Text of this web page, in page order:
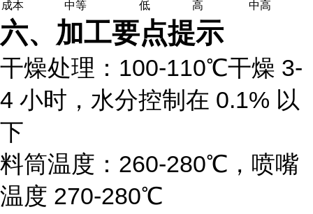
成本
中等 低 高 中高
六、加工要点提示
干燥处理：100-110℃干燥 3-
4 小时，水分控制在 0.1% 以
下
料筒温度：260-280℃，喷嘴
温度 270-280℃